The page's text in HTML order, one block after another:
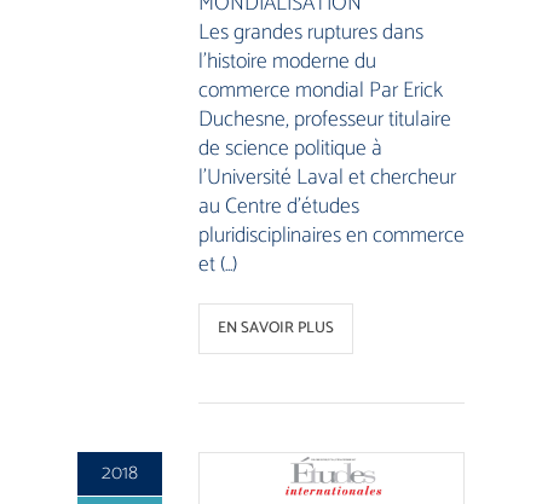
Les grandes ruptures dans
l’histoire moderne du
commerce mondial Par Erick
Duchesne, professeur titulaire
de science politique à
l’Université Laval et chercheur
au Centre d’études
pluridisciplinaires en commerce
et (…)
EN SAVOIR PLUS
2018